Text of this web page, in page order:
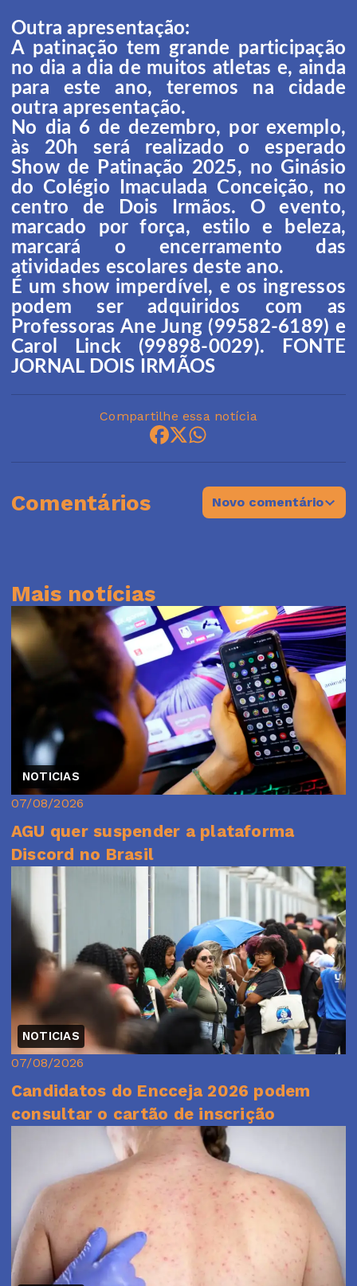
Outra apresentação:
A patinação tem grande participação
no dia a dia de muitos atletas e, ainda
para este ano, teremos na cidade
outra apresentação.
No dia 6 de dezembro, por exemplo,
às 20h será realizado o esperado
Show de Patinação 2025, no Ginásio
do Colégio Imaculada Conceição, no
centro de Dois Irmãos. O evento,
marcado por força, estilo e beleza,
marcará o encerramento das
atividades escolares deste ano.
É um show imperdível, e os ingressos
podem ser adquiridos com as
Professoras Ane Jung (99582-6189) e
Carol Linck (99898-0029). FONTE
JORNAL DOIS IRMÃOS
Compartilhe essa notícia
Comentários Novo comentário
Mais notícias
NOTICIAS
07/08/2026
AGU quer suspender a plataforma
Discord no Brasil
NOTICIAS
07/08/2026
Candidatos do Encceja 2026 podem
consultar o cartão de inscrição